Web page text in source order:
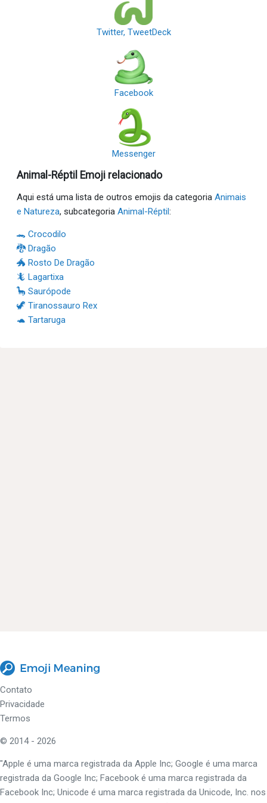
Twitter, TweetDeck
Facebook
Messenger
Animal-Réptil Emoji relacionado
Aqui está uma lista de outros emojis da categoria Animais
e Natureza, subcategoria Animal-Réptil:
🐊 Crocodilo
🐉 Dragão
🐲 Rosto De Dragão
🦎 Lagartixa
🦕 Saurópode
🦖 Tiranossauro Rex
🐢 Tartaruga
Contato
Privacidade
Termos
© 2014 - 2026
"Apple é uma marca registrada da Apple Inc; Google é uma marca
registrada da Google Inc; Facebook é uma marca registrada da
Facebook Inc; Unicode é uma marca registrada da Unicode, Inc. nos